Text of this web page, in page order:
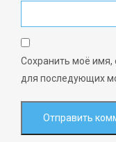
Сохранить моё имя,
для последующих